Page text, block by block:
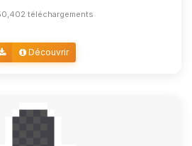
téléchargements
Découvrir